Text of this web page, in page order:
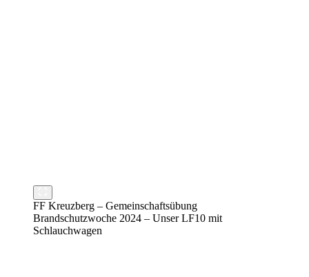
FF Kreuzberg – Gemeinschaftsübung
Brandschutzwoche 2024 – Unser LF10 mit
Schlauchwagen